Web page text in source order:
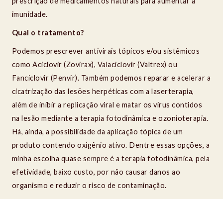
imunidade.
Qual o tratamento?
Podemos prescrever antivirais tópicos e/ou sistêmicos
como Aciclovir (Zovirax), Valaciclovir (Valtrex) ou
Fanciclovir (Penvir). Também podemos reparar e acelerar a
cicatrização das lesões herpéticas com a laserterapia,
além de inibir a replicação viral e matar os vírus contidos
na lesão mediante a terapia fotodinâmica e ozonioterapia.
Há, ainda, a possibilidade da aplicação tópica de um
produto contendo oxigênio ativo. Dentre essas opções, a
minha escolha quase sempre é a terapia fotodinâmica, pela
efetividade, baixo custo, por não causar danos ao
organismo e reduzir o risco de contaminação.